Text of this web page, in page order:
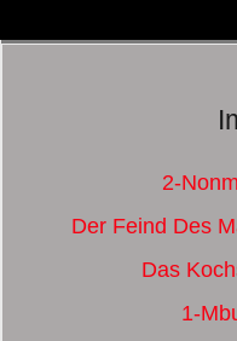
2-
Der Feind Des
Das
1-